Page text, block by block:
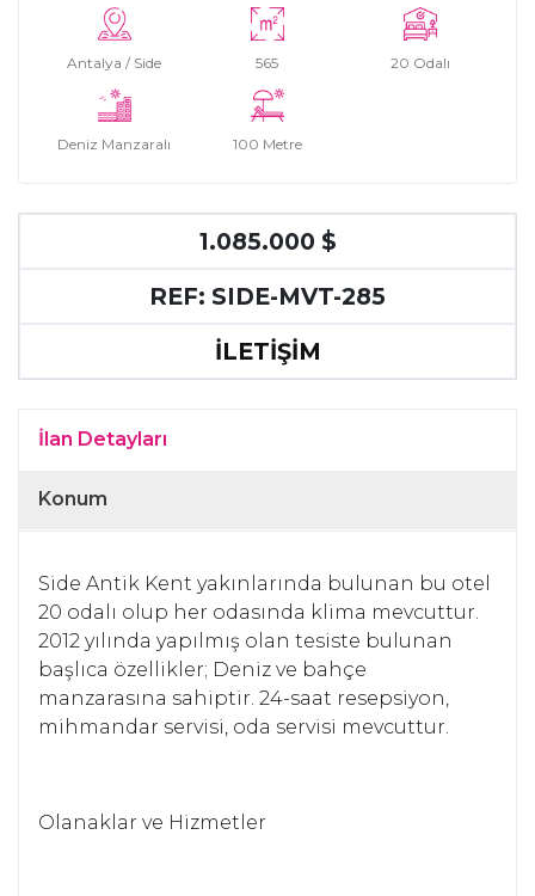
Antalya / Side 565 20 Odalı
Deniz Manzaralı 100 Metre
1.085.000 $
REF: SIDE-MVT-285
İLETİŞİM
İlan Detayları
Konum
Side Antik Kent yakınlarında bulunan bu otel
20 odalı olup her odasında klima mevcuttur.
2012 yılında yapılmış olan tesiste bulunan
başlıca özellikler; Deniz ve bahçe
manzarasına sahiptir. 24-saat resepsiyon,
mihmandar servisi, oda servisi mevcuttur.
Olanaklar ve Hizmetler